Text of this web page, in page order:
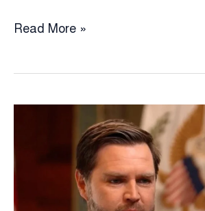
“আজ
পারে
ইরানকে
কঠোর
Read More »